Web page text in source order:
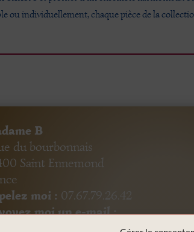
ou individuellement, chaque pièce de la
B
du bourbonnais
Saint Ennemond
moi : 07.67.79.26.42
moi un e-mail :